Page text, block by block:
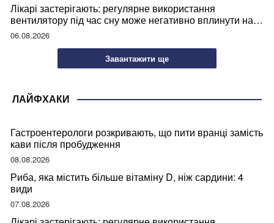
Лікарі застерігають: регулярне використання
вентилятору під час сну може негативно вплинути на
ваше здоров’я
06.08.2026
Завантажити ще
ЛАЙФХАКИ
Гастроентерологи розкривають, що пити вранці замість
кави після пробудження
08.08.2026
Риба, яка містить більше вітаміну D, ніж сардини: 4
види
07.08.2026